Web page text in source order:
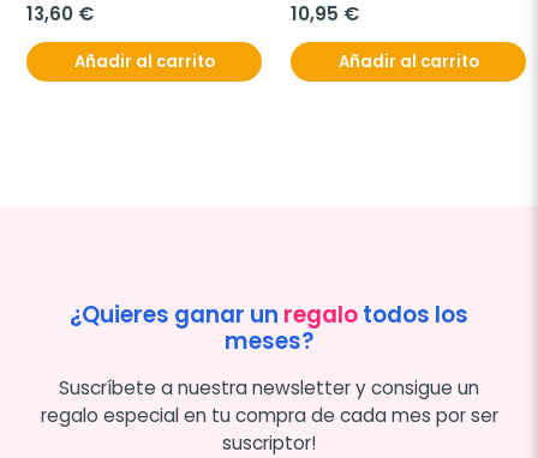
13,60 €
Añadir al carrito
10,95 €
Añadir al carrito
¿Quieres ganar un regalotodos los
meses?
Suscríbete a nuestra newsletter y consigue un
regalo especial en tu compra de cada mes por ser
suscriptor!